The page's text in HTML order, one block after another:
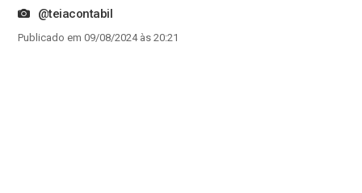
@teiacontabil
Publicado em 09/08/2024 às 20:21